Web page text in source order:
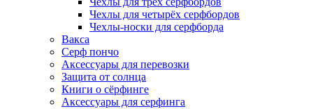
Чехлы для четырёх серфбордов
Чехлы-носки для серфборда
Вакса
Серф пончо
Аксессуары для перевозки
Защита от солнца
Книги о сёрфинге
Аксессуары для серфинга